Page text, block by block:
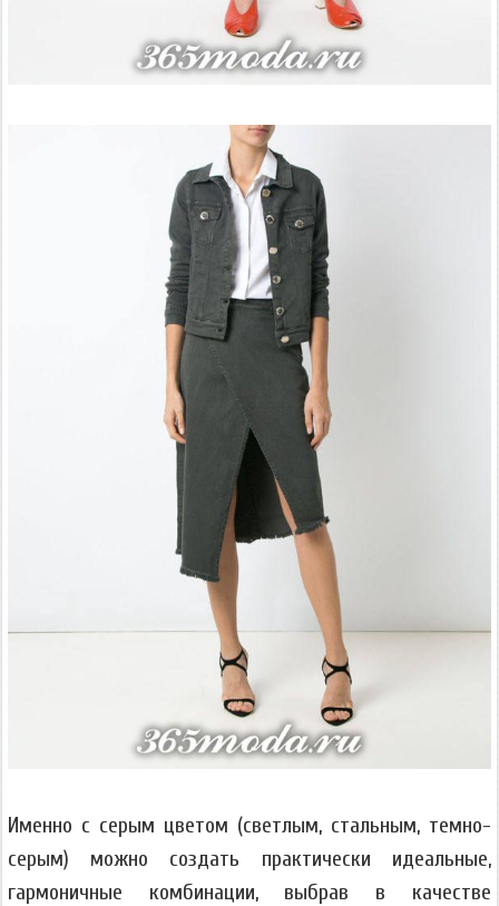
Именно с серым цветом (светлым, стальным, темно-
серым) можно создать практически идеальные,
гармоничные комбинации, выбрав в качестве